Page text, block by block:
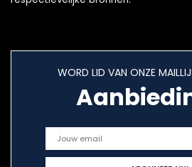
WORD LID VAN ONZE